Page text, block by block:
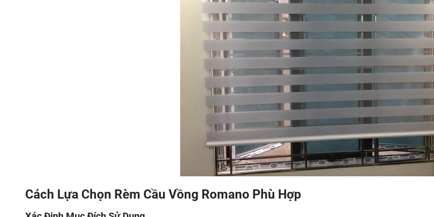
Cách Lựa Chọn Rèm Cầu Vồng Romano Phù Hợp